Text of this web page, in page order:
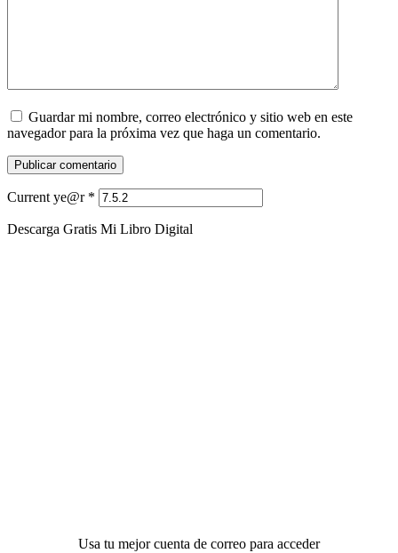
Guardar mi nombre, correo electrónico y sitio web en este
navegador para la próxima vez que haga un comentario.
Current ye@r *
Descarga Gratis Mi Libro Digital
Usa tu mejor cuenta de correo para acceder